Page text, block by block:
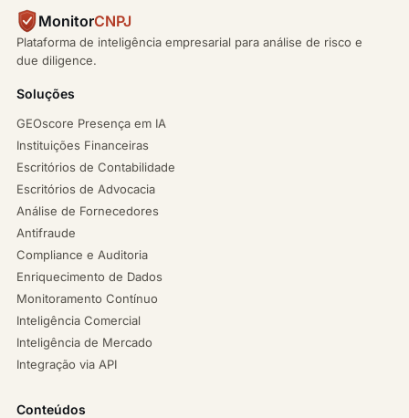
MonitorCNPJ
Plataforma de inteligência empresarial para análise de risco e
due diligence.
Soluções
GEOscore Presença em IA
Instituições Financeiras
Escritórios de Contabilidade
Escritórios de Advocacia
Análise de Fornecedores
Antifraude
Compliance e Auditoria
Enriquecimento de Dados
Monitoramento Contínuo
Inteligência Comercial
Inteligência de Mercado
Integração via API
Conteúdos